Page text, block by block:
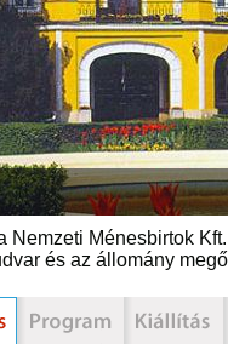
Nemzeti Ménesbirtok
és az állomány